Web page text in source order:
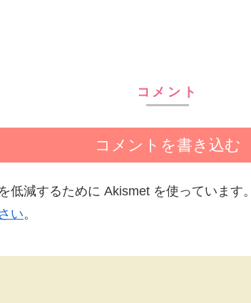
コメント
コメントを書き込む
低減するために Akismet を使っています。
い。